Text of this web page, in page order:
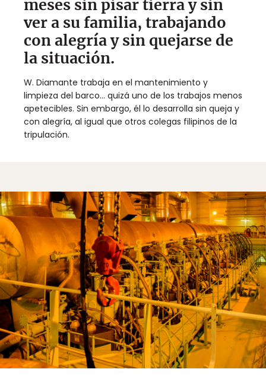
meses sin pisar tierra y sin
ver a su familia, trabajando
con alegría y sin quejarse de
la situación.
W. Diamante trabaja en el mantenimiento y
limpieza del barco... quizá uno de los trabajos menos
apetecibles. Sin embargo, él lo desarrolla sin queja y
con alegría, al igual que otros colegas filipinos de la
tripulación.